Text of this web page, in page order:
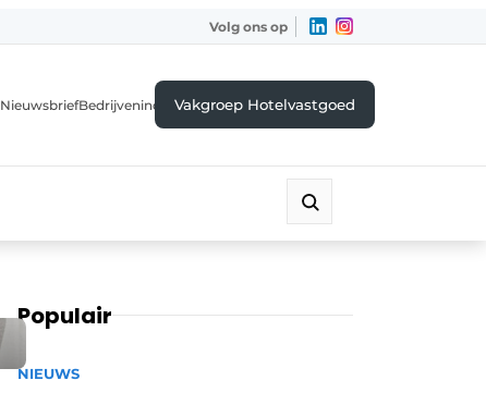
Volg ons op
NieuwsbriefBedrijvenindexVakgroep Hotelvastgoed
Populair
NIEUWS